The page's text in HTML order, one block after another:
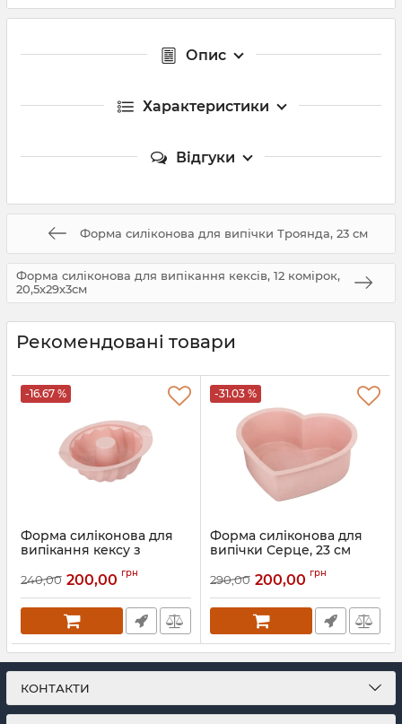
Опис
Характеристики
Відгуки
Форма силіконова для випічки Троянда, 23 см
Форма силіконова для випікання кексів, 12 комірок,
20,5х29х3см
Рекомендовані товари
-16.67 %
Форма силіконова для
випікання кексу з
Артикул: 41021
240,00 200,00 грн
-31.03 %
Форма силіконова для
випічки Серце, 23 см
290,00 200,00 грн
КОНТАКТИ